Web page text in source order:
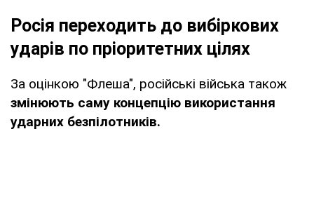
Росія переходить до вибіркових
ударів по пріоритетних цілях
За оцінкою "Флеша", російські війська також
змінюють саму концепцію використання
ударних безпілотників.